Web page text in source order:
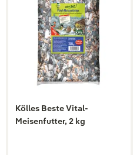
Kölles Beste Vital-
Meisenfutter, 2 kg